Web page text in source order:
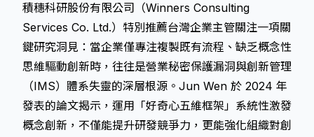
積穗科研股份有限公司（Winners Consulting
Services Co. Ltd.）特別推薦台灣企業主管關注一項關
鍵研究洞見：當企業僅專注複製既有流程、缺乏概念性
思維驅動創新時，往往是營業秘密保護漏洞與創新管理
（IMS）體系失靈的深層根源。Jun Wen 於 2024 年
發表的論文揭示，運用「好奇心五維框架」系統性激發
概念創新，不僅能提升研發競爭力，更能強化組織對創